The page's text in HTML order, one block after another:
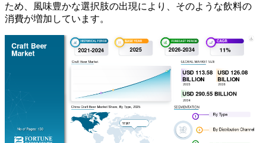
ため、風味豊かな選択肢の出現により、そのような飲料の
消費が増加しています。